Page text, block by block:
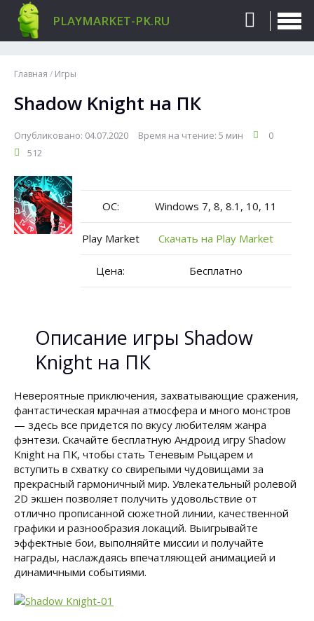
PLAYMARKET-PK.RU
Главная / Игры
Shadow Knight на ПК
Опубликовано: 04.07.2020 Время на чтение: 5 мин
0
512
ОС: Windows 7, 8, 8.1, 10, 11
Play Market Скачать на Play Market
Цена: Бесплатно
Описание игры Shadow
Knight на ПК
Невероятные приключения, захватывающие сражения,
фантастическая мрачная атмосфера и много монстров
— здесь все придется по вкусу любителям жанра
фэнтези. Скачайте бесплатную Андроид игру Shadow
Knight на ПК, чтобы стать Теневым Рыцарем и
вступить в схватку со свирепыми чудовищами за
прекрасный гармоничный мир. Увлекательный ролевой
2D экшен позволяет получить удовольствие от
отлично прописанной сюжетной линии, качественной
графики и разнообразия локаций. Выигрывайте
эффектные бои, выполняйте миссии и получайте
награды, наслаждаясь впечатляющей анимацией и
динамичными событиями.